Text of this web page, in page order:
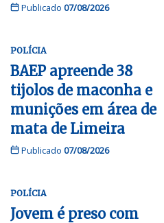
Publicado 07/08/2026
POLÍCIA
BAEP apreende 38
tijolos de maconha e
munições em área de
mata de Limeira
Publicado 07/08/2026
POLÍCIA
Jovem é preso com